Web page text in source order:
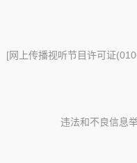
[网上传播视听节目许可证
违法和不良信息